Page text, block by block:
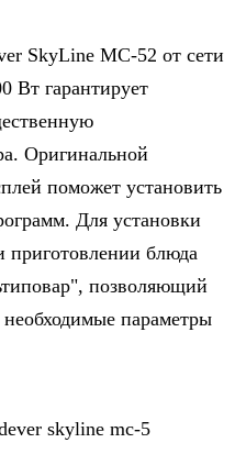
SkyLine MC-52 от сети
Вт гарантирует
Оригинальной
поможет установить
Для установки
приготовлении блюда
позволяющий
необходимые параметры